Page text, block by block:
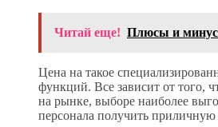
Читай еще! Плюсы и
Цена на такое
функций. Все зависит от того,
на рынке, выборе наиболее
персонала получить